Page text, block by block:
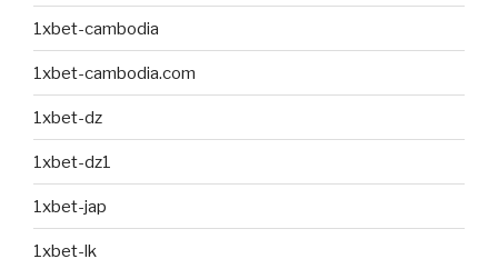
1xbet-cambodia
1xbet-cambodia.com
1xbet-dz
1xbet-dz1
1xbet-jap
1xbet-lk